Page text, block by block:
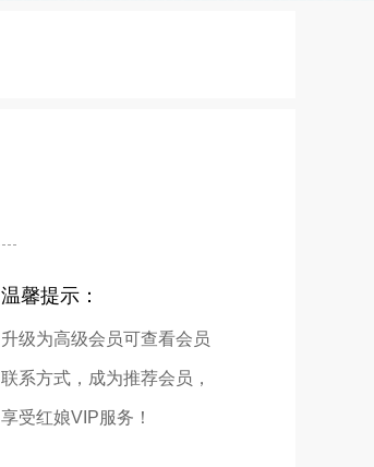
温馨提示：
升级为高级会员可查看会员
联系方式，成为推荐会员，
享受红娘VIP服务！